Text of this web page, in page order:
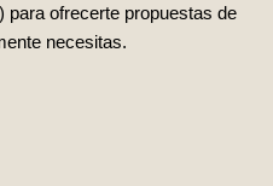
para ofrecerte propuestas de
necesitas.